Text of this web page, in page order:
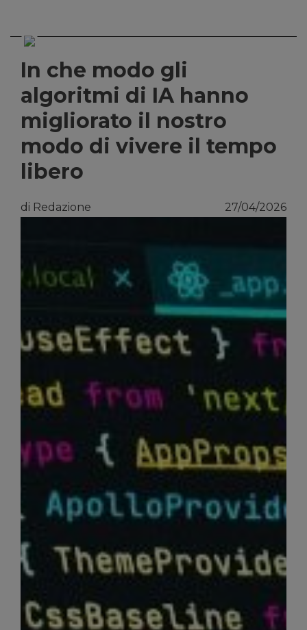
In che modo gli
algoritmi di IA hanno
migliorato il nostro
modo di vivere il tempo
libero
di Redazione 27/04/2026